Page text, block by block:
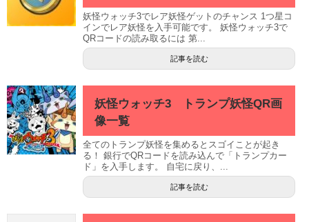
妖怪ウォッチ3でレア妖怪ゲットのチャンス 1つ星コ
インでレア妖怪を入手可能です。 妖怪ウォッチ3で
QRコードの読み取るには 第...
記事を読む
妖怪ウォッチ3 トランプ妖怪QR画
像一覧
全てのトランプ妖怪を集めるとスゴイことが起き
る！ 銀行でQRコードを読み込んで「トランプカー
ド」を入手します。 自宅に戻り、...
記事を読む